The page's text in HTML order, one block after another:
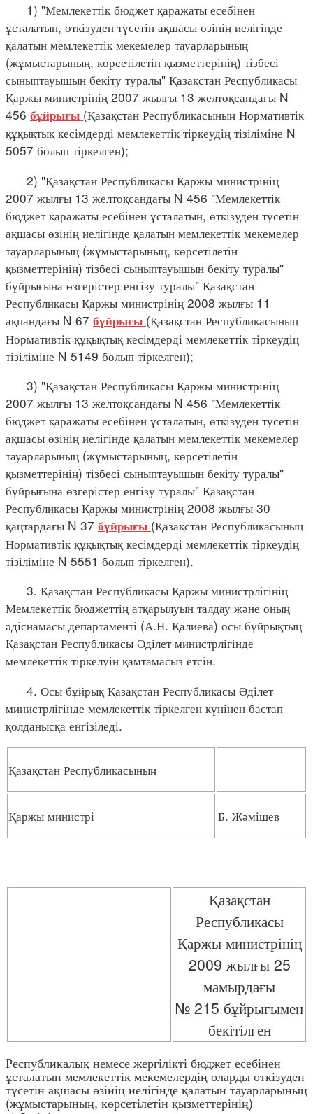
1) "Мемлекеттік бюджет қаражаты есебінен
ұсталатын, өткізуден түсетін ақшасы өзінің иелігінде
қалатын мемлекеттік мекемелер тауарларының
(жұмыстарының, көрсетілетін қызметтерінің) тізбесі
сыныптауышын бекіту туралы" Қазақстан Республикасы
Қаржы министрінің 2007 жылғы 13 желтоқсандағы N
456 бұйрығы (Қазақстан Республикасының Нормативтік
құқықтық кесімдерді мемлекеттік тіркеудің тізіліміне N
5057 болып тіркелген);
2) "Қазақстан Республикасы Қаржы министрінің
2007 жылғы 13 желтоқсандағы N 456 "Мемлекеттік
бюджет қаражаты есебінен ұсталатын, өткізуден түсетін
ақшасы өзінің иелігінде қалатын мемлекеттік мекемелер
тауарларының (жұмыстарының, көрсетілетін
қызметтерінің) тізбесі сыныптауышын бекіту туралы"
бұйрығына өзгерістер енгізу туралы" Қазақстан
Республикасы Қаржы министрінің 2008 жылғы 11
ақпандағы N 67 бұйрығы (Қазақстан Республикасының
Нормативтік құқықтық кесімдерді мемлекеттік тіркеудің
тізіліміне N 5149 болып тіркелген);
3) "Қазақстан Республикасы Қаржы министрінің
2007 жылғы 13 желтоқсандағы N 456 "Мемлекеттік
бюджет қаражаты есебінен ұсталатын, өткізуден түсетін
ақшасы өзінің иелігінде қалатын мемлекеттік мекемелер
тауарларының (жұмыстарының, көрсетілетін
қызметтерінің) тізбесі сыныптауышын бекіту туралы"
бұйрығына өзгерістер енгізу туралы" Қазақстан
Республикасы Қаржы министрінің 2008 жылғы 30
қаңтардағы N 37 бұйрығы (Қазақстан Республикасының
Нормативтік құқықтық кесімдерді мемлекеттік тіркеудің
тізіліміне N 5551 болып тіркелген).
3. Қазақстан Республикасы Қаржы министрлігінің
Мемлекеттік бюджеттің атқарылуын талдау және оның
әдіснамасы департаменті (А.Н. Қалиева) осы бұйрықтың
Қазақстан Республикасы Әділет министрлігінде
мемлекеттік тіркелуін қамтамасыз етсін.
4. Осы бұйрық Қазақстан Республикасы Әділет
министрлігінде мемлекеттік тіркелген күнінен бастап
қолданысқа енгізіледі.
Қазақстан Республикасының
Қаржы министрі Б. Жәмішев
Қазақстан
Республикасы
Қаржы министрінің
2009 жылғы 25
мамырдағы
№ 215 бұйрығымен
бекітілген
Республикалық немесе жергілікті бюджет есебінен
ұсталатын мемлекеттік мекемелердің оларды өткізуден
түсетін ақшасы өзінің иелігінде қалатын тауарларының
(жұмыстарының, көрсетілетін қызметтерінің)